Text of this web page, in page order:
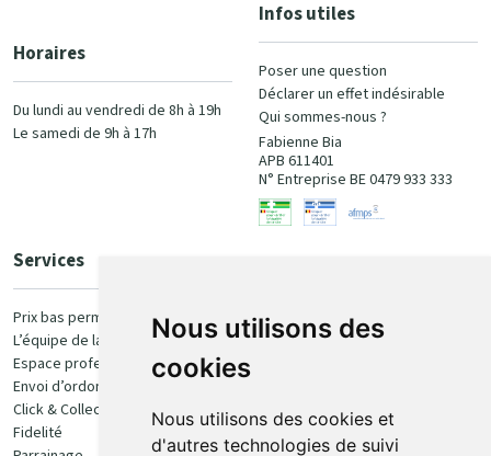
Nous utilisons des
cookies
Nous utilisons des cookies et
d'autres technologies de suivi
Horaires
Du lundi au vendredi de 8h à 19h
Le samedi de 9h à 17h
Infos utiles
Poser une question
Déclarer un effet indésirable
Qui sommes-nous ?
Fabienne Bia
APB 611401
N° Entreprise BE 0479 933 333
Services
Prix bas permanent
L’équipe de la pharmacie
Espace professionnel
Envoi d’ordonnance
Click & Collect
Fidelité
100% sécurisé